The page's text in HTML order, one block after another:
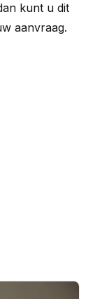
kunt u dit
aanvraag.